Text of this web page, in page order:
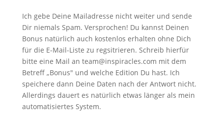
Ich gebe Deine Mailadresse nicht weiter und sende
Dir niemals Spam. Versprochen! Du kannst Deinen
Bonus natürlich auch kostenlos erhalten ohne Dich
für die E-Mail-Liste zu regsitrieren. Schreib hierfür
bitte eine Mail an team@inspiracles.com mit dem
Betreff „Bonus" und welche Edition Du hast. Ich
speichere dann Deine Daten nach der Antwort nicht.
Allerdings dauert es natürlich etwas länger als mein
automatisiertes System.